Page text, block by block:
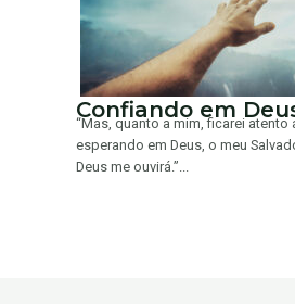
Confiando em
“Mas, quanto a mim, ficarei atento
esperando em Deus, o meu
Deus me ouvirá.”...